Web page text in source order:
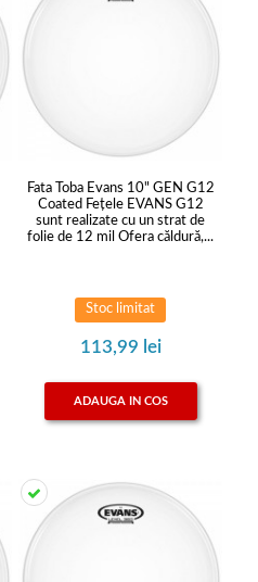
Fata Toba Evans 10" GEN G12
Coated Feţele EVANS G12
sunt realizate cu un strat de
folie de 12 mil Ofera căldură,...
Stoc limitat
113,99 lei
ADAUGA IN COS